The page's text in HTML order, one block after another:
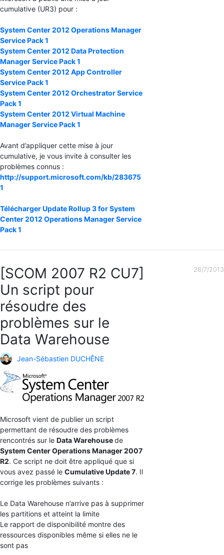
cumulative (UR3) pour :
System Center 2012 Operations Manager
Service Pack 1
System Center 2012 Data Protection
Manager Service Pack 1
System Center 2012 App Controller
Service Pack 1
System Center 2012 Orchestrator Service
Pack 1
System Center 2012 Virtual Machine
Manager Service Pack 1
Avant d’appliquer cette mise à jour
cumulative, je vous invite à consulter les
problèmes connus :
http://support.microsoft.com/kb/283675
1
Télécharger Update Rollup 3 for System
Center 2012 Operations Manager Service
Pack 1
[SCOM 2007 R2 CU7]
Un script pour
résoudre des
problèmes sur le
Data Warehouse
Jean-Sébastien DUCHÊNE
Microsoft vient de publier un script
permettant de résoudre des problèmes
rencontrés sur le Data Warehousede
System Center Operations Manager 2007
R2. Ce script ne doit être appliqué que si
vous avez passé le Cumulative Update 7. Il
corrige les problèmes suivants :
Le Data Warehouse n’arrive pas à supprimer
les partitions et atteint la limite
Le rapport de disponibilité montre des
ressources disponibles même si elles ne le
sont pas
28/7/2013